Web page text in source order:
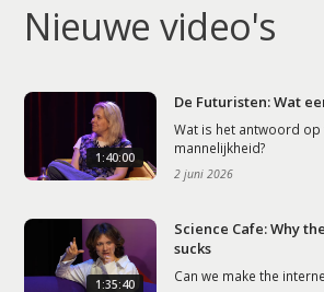
Nieuwe video's
1:40:00
De Futuristen: Wat
Wat is het antwoord op
mannelijkheid?
2 juni 2026
1:35:40
Science Cafe: Why
sucks
Can we make the